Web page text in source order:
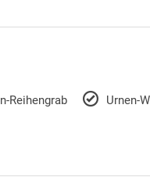
Reihengrab Urnen-